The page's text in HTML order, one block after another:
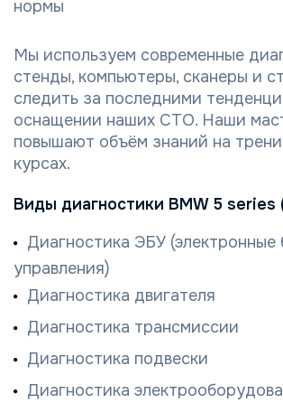
нормы
Мы используем современные
стенды, компьютеры, сканеры и
следить за последними
оснащении наших СТО. Наши
повышают объём знаний на
курсах.
Виды диагностики BMW 5 series
Диагностика ЭБУ (электронные
управления)
Диагностика двигателя
Диагностика трансмиссии
Диагностика подвески
Диагностика